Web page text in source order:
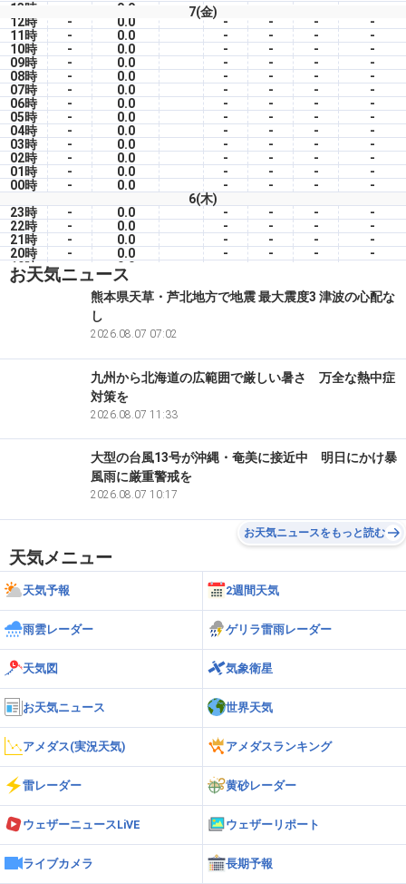
7(金)
13時 0.0
12時
- 0.0 - - -
-
11時
- 0.0 - - -
-
10時
- 0.0 - - -
-
09時
- 0.0 - - -
-
08時
- 0.0 - - -
-
07時
- 0.0 - - -
-
06時
- 0.0 - - -
-
05時
- 0.0 - - -
-
04時
- 0.0 - - -
-
03時
- 0.0 - - -
-
02時
- 0.0 - - -
-
01時
- 0.0 - - -
-
00時
- 0.0 - - -
-
6(木)
23時
- 0.0 - - -
-
22時
- 0.0 - - -
-
21時
- 0.0 - - -
-
20時
- 0.0 - - -
-
19時
- 0.0
18時
- 0.0
0.0 - - -
-
0.0 - -
-
0.0
お天気ニュース
熊本県天草・芦北地方で地震 最大震度3 津波の心配な
し
2026.08.07 07:02
九州から北海道の広範囲で厳しい暑さ 万全な熱中症
対策を
2026.08.07 11:33
大型の台風13号が沖縄・奄美に接近中 明日にかけ暴
風雨に厳重警戒を
2026.08.07 10:17
お天気ニュースをもっと読む
天気メニュー
天気予報 2週間天気
雨雲レーダー ゲリラ雷雨レーダー
天気図 気象衛星
お天気ニュース 世界天気
アメダス(実況天気) アメダスランキング
雷レーダー 黄砂レーダー
ウェザーニュースLiVE ウェザーリポート
ライブカメラ 長期予報